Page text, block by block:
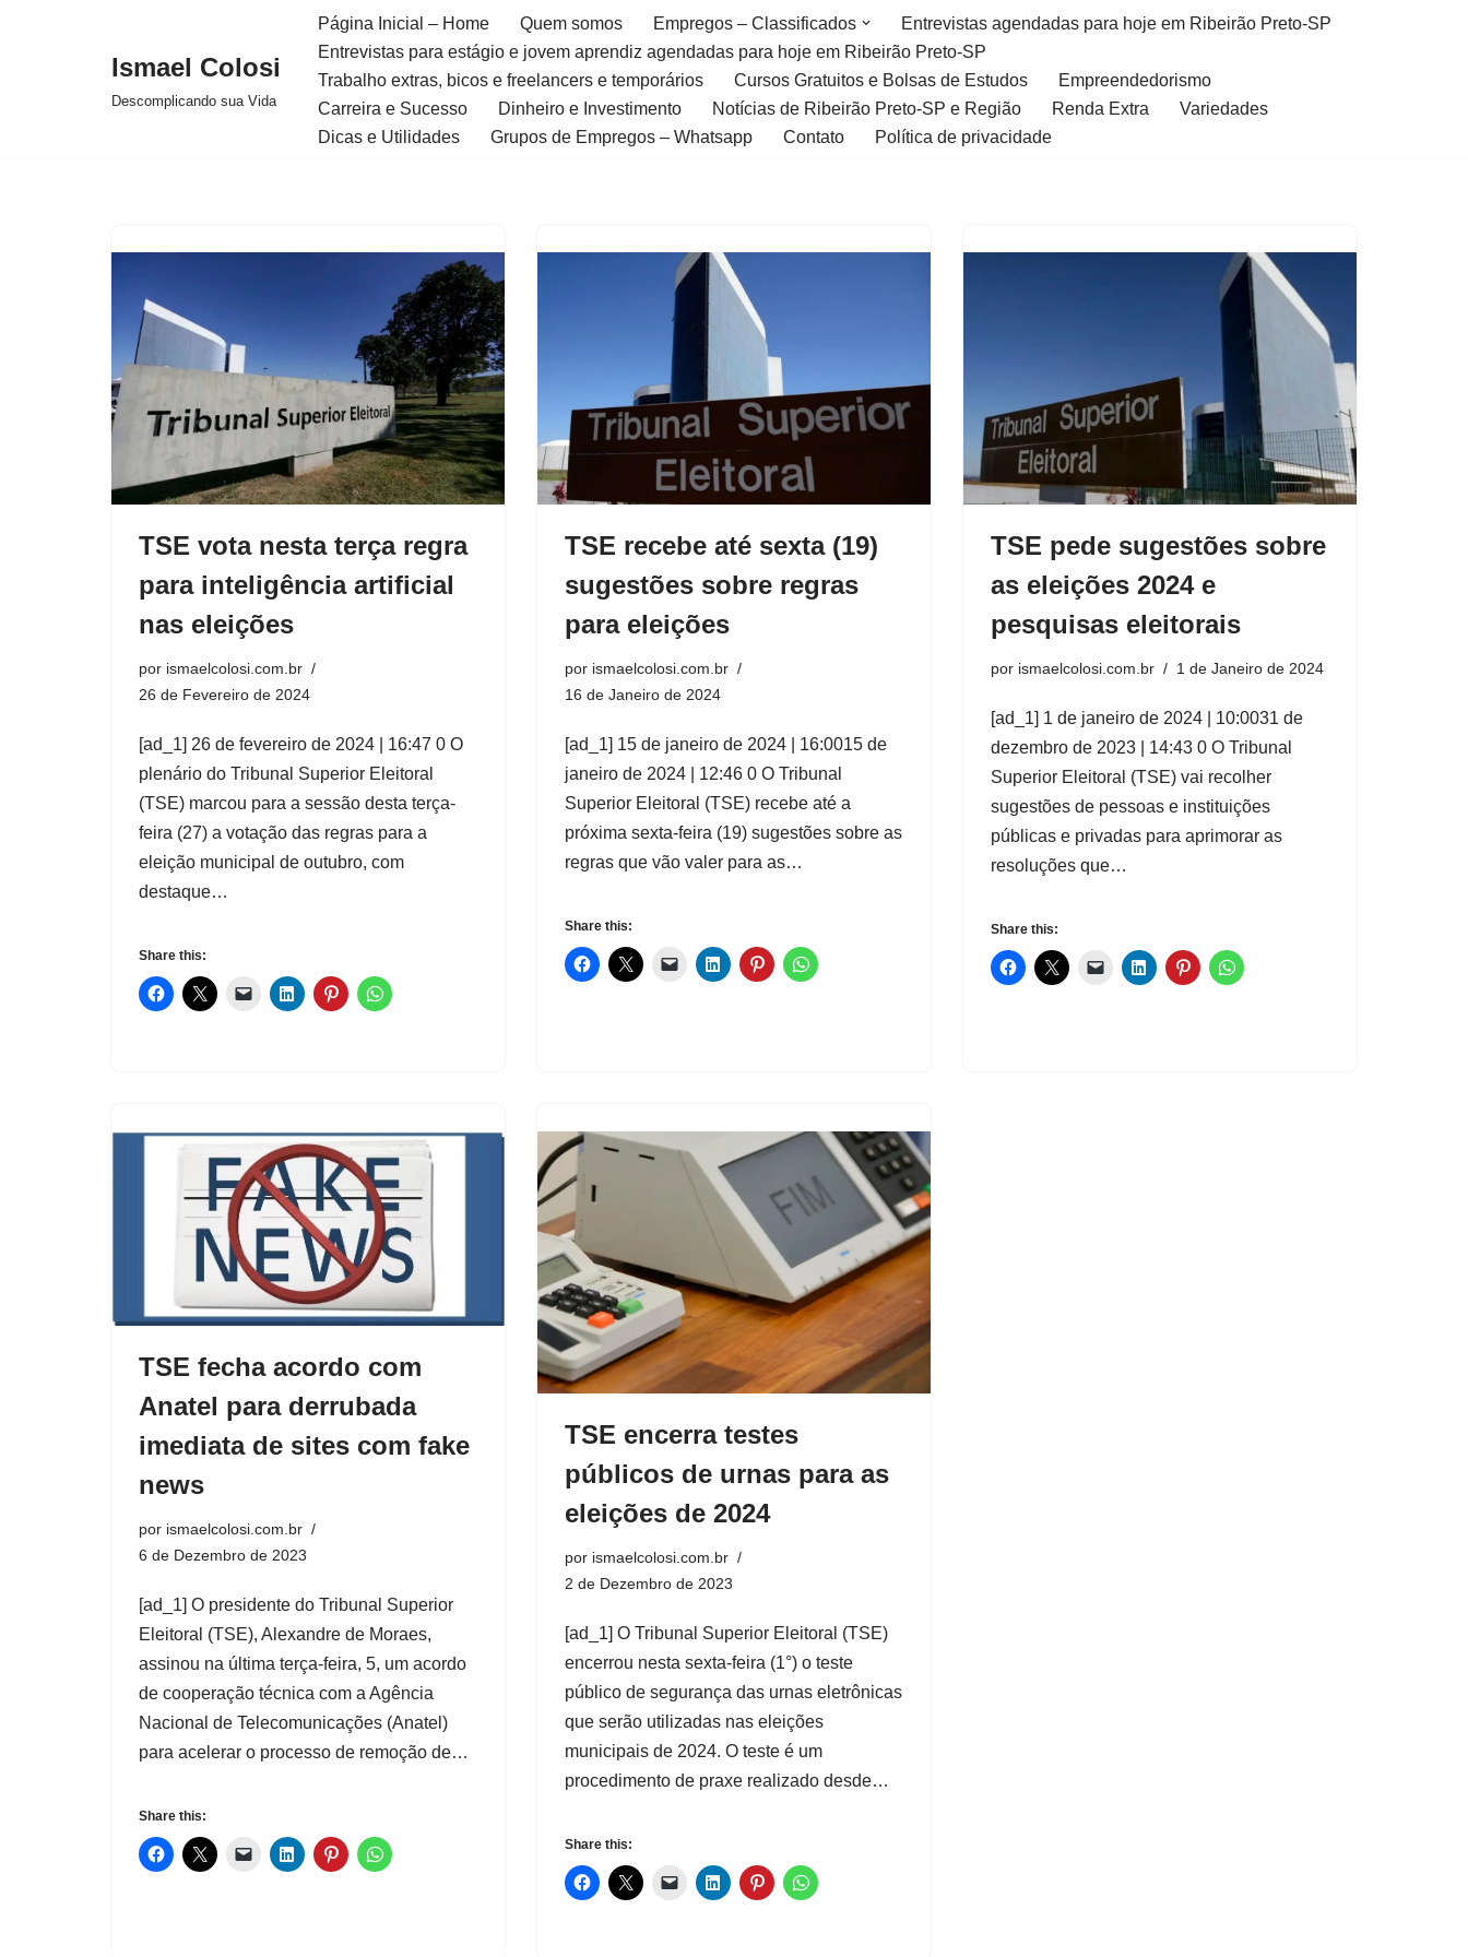
Ismael Colosi
Descomplicando sua Vida
Página Inicial – Home Quem somos Empregos – Classificados
Entrevistas agendadas para hoje em Ribeirão Preto-SP
Entrevistas para estágio e jovem aprendiz agendadas para hoje em Ribeirão Preto-SP
Trabalho extras, bicos e freelancers e temporários
Cursos Gratuitos e Bolsas de Estudos
Empreendedorismo
Carreira e Sucesso
Dinheiro e Investimento Notícias de Ribeirão Preto-SP e Região Renda Extra
Variedades
Dicas e Utilidades
Grupos de Empregos – Whatsapp Contato Política de privacidade
TSE vota nesta terça regra
para inteligência artificial
nas eleições
por ismaelcolosi.com.br
26 de Fevereiro de 2024
[ad_1] 26 de fevereiro de 2024 | 16:47 0 O
plenário do Tribunal Superior Eleitoral
(TSE) marcou para a sessão desta terça-
feira (27) a votação das regras para a
eleição municipal de outubro, com
destaque…
Share this:
TSE recebe até sexta (19)
sugestões sobre regras
para eleições
por ismaelcolosi.com.br
16 de Janeiro de 2024
[ad_1] 15 de janeiro de 2024 | 16:0015 de
janeiro de 2024 | 12:46 0 O Tribunal
Superior Eleitoral (TSE) recebe até a
próxima sexta-feira (19) sugestões sobre as
regras que vão valer para as…
Share this:
TSE pede sugestões sobre
as eleições 2024 e
pesquisas eleitorais
por ismaelcolosi.com.br 1 de Janeiro de 2024
[ad_1] 1 de janeiro de 2024 | 10:0031 de
dezembro de 2023 | 14:43 0 O Tribunal
Superior Eleitoral (TSE) vai recolher
sugestões de pessoas e instituições
públicas e privadas para aprimorar as
resoluções que…
Share this:
TSE fecha acordo com
Anatel para derrubada
imediata de sites com fake
news
por ismaelcolosi.com.br
6 de Dezembro de 2023
[ad_1] O presidente do Tribunal Superior
Eleitoral (TSE), Alexandre de Moraes,
assinou na última terça-feira, 5, um acordo
de cooperação técnica com a Agência
Nacional de Telecomunicações (Anatel)
para acelerar o processo de remoção de…
Share this:
TSE encerra testes
públicos de urnas para as
eleições de 2024
por ismaelcolosi.com.br
2 de Dezembro de 2023
[ad_1] O Tribunal Superior Eleitoral (TSE)
encerrou nesta sexta-feira (1°) o teste
público de segurança das urnas eletrônicas
que serão utilizadas nas eleições
municipais de 2024. O teste é um
procedimento de praxe realizado desde…
Share this: